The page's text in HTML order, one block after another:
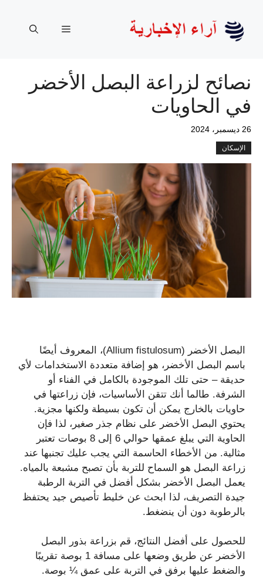
المحتوى
القائمة
نصائح لزراعة البصل الأخضر
في الحاويات
26 ديسمبر، 2024
الإسكان
البصل الأخضر (Allium fistulosum)، المعروف أيضًا
باسم البصل الأخضر، هو إضافة متعددة الاستخدامات لأي
حديقة – حتى تلك الموجودة بالكامل في الفناء أو
الشرفة. طالما أنك تتقن الأساسيات، فإن زراعتها في
حاويات بالخارج يمكن أن تكون بسيطة ولكنها مجزية.
يحتوي البصل الأخضر على نظام جذر صغير، لذا فإن
الحاوية التي يبلغ عمقها حوالي 6 إلى 8 بوصات تعتبر
مثالية. من الأخطاء الحاسمة التي يجب عليك تجنبها عند
زراعة البصل هو السماح للتربة بأن تصبح مشبعة بالمياه.
يعمل البصل الأخضر بشكل أفضل في التربة الرطبة
جيدة التصريف، لذا ابحث عن خليط تأصيص جيد يحتفظ
بالرطوبة دون أن ينضغط.
للحصول على أفضل النتائج، قم بزراعة بذور البصل
الأخضر عن طريق وضعها على مسافة 1 بوصة تقريبًا
والضغط عليها برفق في التربة على عمق ¼ بوصة.